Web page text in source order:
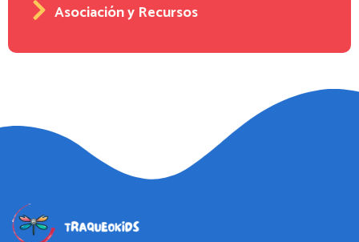
Asociación y Recursos